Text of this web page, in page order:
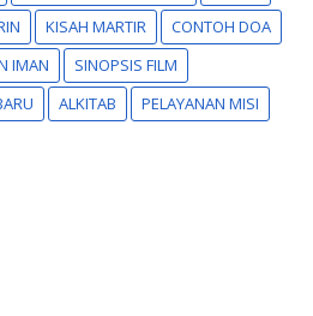
KISAH MARTIR
CONTOH DOA
IMAN
SINOPSIS FILM
ALKITAB
PELAYANAN MISI